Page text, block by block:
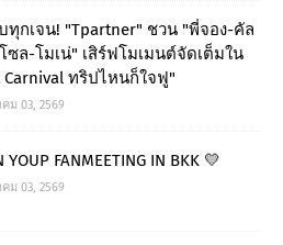
ทุกเจน! "Tpartner" ชวน "พี่จอง-คัล
ซล-โมเน่" เสิร์ฟโมเมนต์จัดเต็มใน
ทริปไหนก็ใจฟู"
ม 03, 2569
YOUP FANMEETING IN BKK 💛
ม 03, 2569